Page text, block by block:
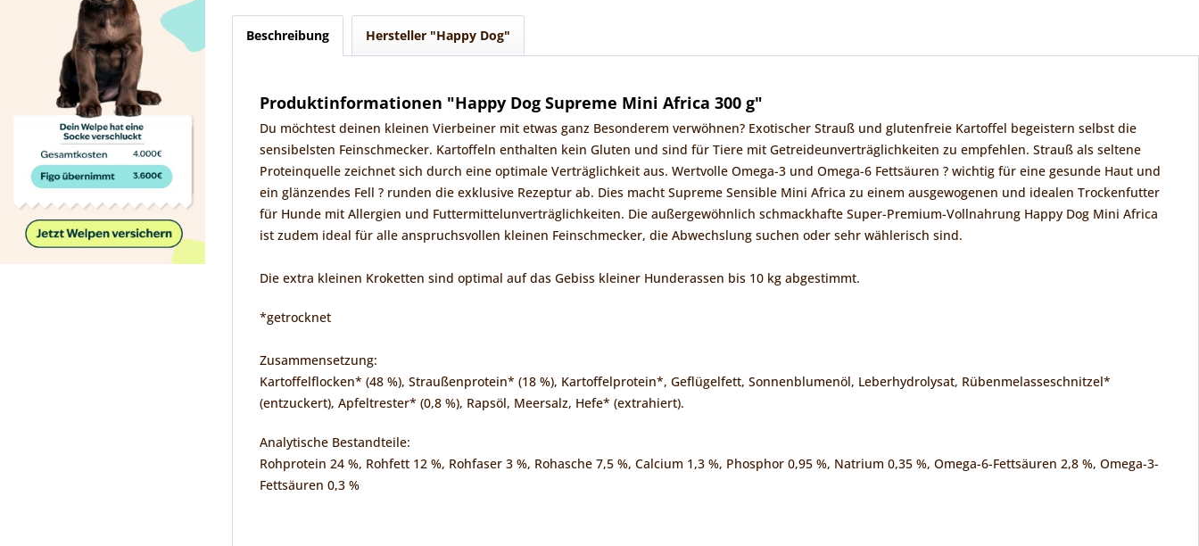
Beschreibung Hersteller "Happy Dog"
Produktinformationen "Happy Dog Supreme Mini Africa 300 g"
Du möchtest deinen kleinen Vierbeiner mit etwas ganz Besonderem verwöhnen? Exotischer Strauß und glutenfreie Kartoffel begeistern selbst die
sensibelsten Feinschmecker. Kartoffeln enthalten kein Gluten und sind für Tiere mit Getreideunverträglichkeiten zu empfehlen. Strauß als seltene
Proteinquelle zeichnet sich durch eine optimale Verträglichkeit aus. Wertvolle Omega-3 und Omega-6 Fettsäuren ? wichtig für eine gesunde Haut und
ein glänzendes Fell ? runden die exklusive Rezeptur ab. Dies macht Supreme Sensible Mini Africa zu einem ausgewogenen und idealen Trockenfutter
für Hunde mit Allergien und Futtermittelunverträglichkeiten. Die außergewöhnlich schmackhafte Super-Premium-Vollnahrung Happy Dog Mini Africa
ist zudem ideal für alle anspruchsvollen kleinen Feinschmecker, die Abwechslung suchen oder sehr wählerisch sind.
Die extra kleinen Kroketten sind optimal auf das Gebiss kleiner Hunderassen bis 10 kg abgestimmt.
*getrocknet
Zusammensetzung:
Kartoffelflocken* (48 %), Straußenprotein* (18 %), Kartoffelprotein*, Geflügelfett, Sonnenblumenöl, Leberhydrolysat, Rübenmelasseschnitzel*
(entzuckert), Apfeltrester* (0,8 %), Rapsöl, Meersalz, Hefe* (extrahiert).
Analytische Bestandteile:
Rohprotein 24 %, Rohfett 12 %, Rohfaser 3 %, Rohasche 7,5 %, Calcium 1,3 %, Phosphor 0,95 %, Natrium 0,35 %, Omega-6-Fettsäuren 2,8 %, Omega-3-
Fettsäuren 0,3 %